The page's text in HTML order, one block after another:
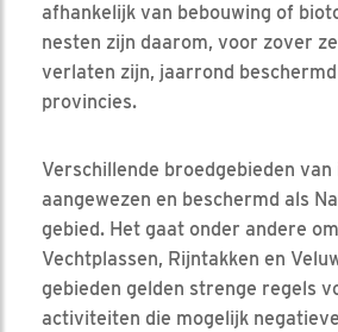
afhankelijk van bebouwing of
nesten zijn daarom, voor zover
verlaten zijn, jaarrond
provincies.
Verschillende broedgebieden van
aangewezen en beschermd als
gebied. Het gaat onder andere
Vechtplassen, Rijntakken en
gebieden gelden strenge regels
activiteiten die mogelijk